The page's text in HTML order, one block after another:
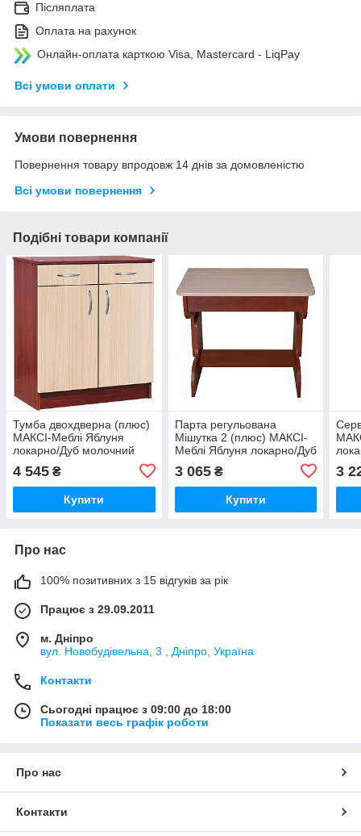
Післяплата
Оплата на рахунок
Онлайн-оплата карткою Visa, Mastercard - LiqPay
Всі умови оплати
Умови повернення
Повернення товару впродовж 14 днів за домовленістю
Всі умови повернення
Подібні товари компанії
Тумба двохдверна (плюс)
МАКСІ-Меблі Яблуня
локарно/Дуб молочний
4 545 ₴
Купити
Парта регульована
Мішутка 2 (плюс) МАКСІ-
Меблі Яблуня локарно/Дуб
3 065₴
Купити
3
Про нас
100% позитивних з 15 відгуків за рік
Працює з 29.09.2011
м. Дніпро
вул. Новобудівельна, 3 , Дніпро, Україна
Контакти
Сьогодні працює з 09:00 до 18:00
Показати весь графік роботи
Про нас
Контакти